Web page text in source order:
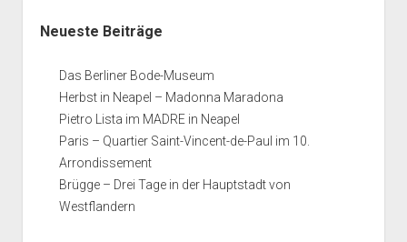
Neueste Beiträge
Das Berliner Bode-Museum
Herbst in Neapel – Madonna Maradona
Pietro Lista im MADRE in Neapel
Paris – Quartier Saint-Vincent-de-Paul im 10.
Arrondissement
Brügge – Drei Tage in der Hauptstadt von
Westflandern